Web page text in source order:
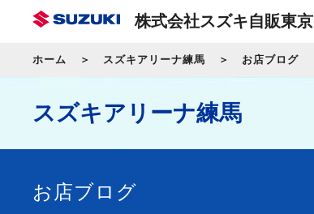
株式会社スズキ自販東京
ホーム スズキアリーナ練馬 お店ブログ
スズキアリーナ練馬
お店ブログ